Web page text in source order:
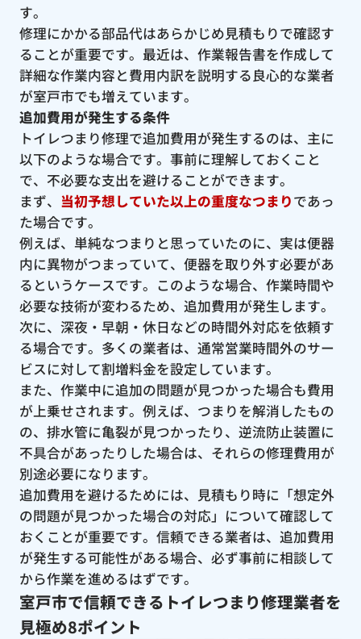
す。
修理にかかる部品代はあらかじめ見積もりで確認す
ることが重要です。最近は、作業報告書を作成して
詳細な作業内容と費用内訳を説明する良心的な業者
が室戸市でも増えています。
追加費用が発生する条件
トイレつまり修理で追加費用が発生するのは、主に
以下のような場合です。事前に理解しておくこと
で、不必要な支出を避けることができます。
まず、 当初予想していた以上の重度なつまりであっ
た場合です。
例えば、単純なつまりと思っていたのに、実は便器
内に異物がつまっていて、便器を取り外す必要があ
るというケースです。このような場合、作業時間や
必要な技術が変わるため、追加費用が発生します。
次に、深夜・早朝・休日などの時間外対応を依頼す
る場合です。多くの業者は、通常営業時間外のサー
ビスに対して割増料金を設定しています。
また、作業中に追加の問題が見つかった場合も費用
が上乗せされます。例えば、つまりを解消したもの
の、排水管に亀裂が見つかったり、逆流防止装置に
不具合があったりした場合は、それらの修理費用が
別途必要になります。
追加費用を避けるためには、見積もり時に「想定外
の問題が見つかった場合の対応」について確認して
おくことが重要です。信頼できる業者は、追加費用
が発生する可能性がある場合、必ず事前に相談して
から作業を進めるはずです。
室戸市で信頼できるトイレつまり修理業者を
見極め8ポイント